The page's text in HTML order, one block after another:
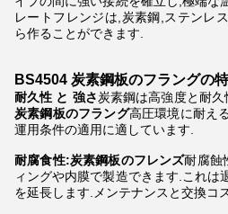
レートフレンジは,炭素鋼,ステンレ
ら作ることができます.
BS4504 炭素鋼板のフラングの
耐久性 と 強さ炭素鋼は高強度と耐久
炭素鋼板のフラング高圧環境に耐え
運用条件の適用に適しています.
耐腐食性:炭素鋼板のフレンズ耐腐蝕
ィングや内膜で製造できます.これは
を延長します.メンテナンスと交換コ